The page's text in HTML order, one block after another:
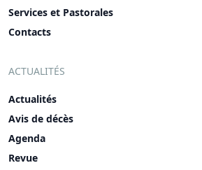
Services et Pastorales
Contacts
ACTUALITÉS
Actualités
Avis de décès
Agenda
Revue